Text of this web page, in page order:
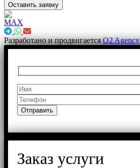
Оставить заявку
Разработано и продвигаетсяQ2 Agency
Заказ услуги